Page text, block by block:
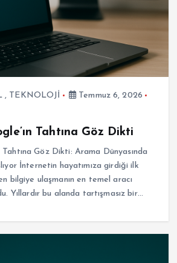
, TEKNOLOJİ
Temmuz 6, 2026
Tahtına Göz Dikti
Tahtına Göz Dikti: Arama Dünyasında
İnternetin hayatımıza girdiği ilk
bilgiye ulaşmanın en temel aracı
Yıllardır bu alanda tartışmasız bir…